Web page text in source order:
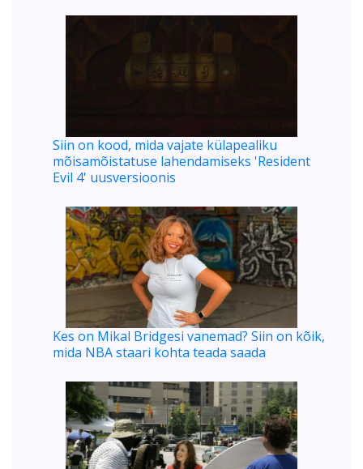
Siin on kood, mida vajate külapealiku
mõisamõistatuse lahendamiseks 'Resident
Evil 4' uusversioonis
Kes on Mikal Bridgesi vanemad? Siin on kõik,
mida NBA staari kohta teada saada